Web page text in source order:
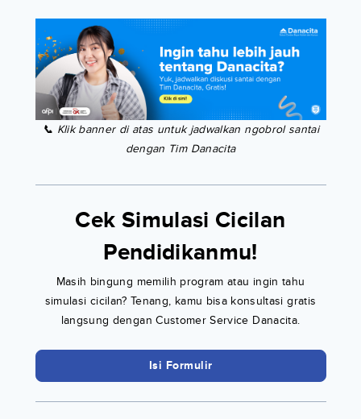
📞 Klik banner di atas untuk jadwalkan ngobrol santai
dengan Tim Danacita
Cek Simulasi Cicilan
Pendidikanmu!
Masih bingung memilih program atau ingin tahu
simulasi cicilan? Tenang, kamu bisa konsultasi gratis
langsung dengan Customer Service Danacita.
Isi Formulir